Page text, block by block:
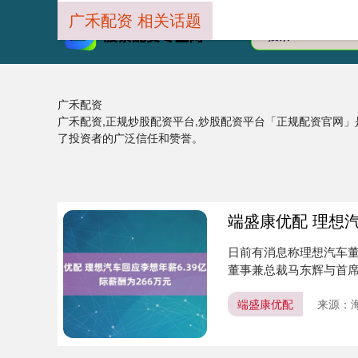
广禾配资
广禾配资,正规炒股配资平台,炒股配资平台「正规配资官网
了投资者的广泛信任和赞誉。
广禾配资 相关话题
端盛康优配 理想
日前有消息称理想汽车
董事兼总裁马东辉与首
端盛康优配 来源：